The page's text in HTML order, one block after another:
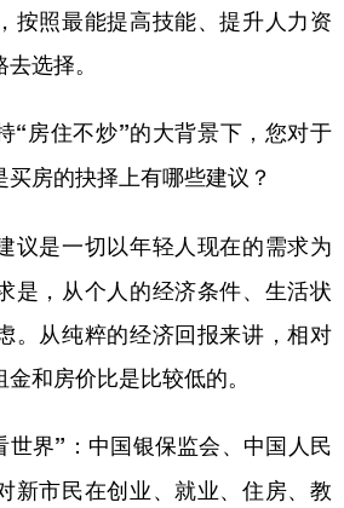
按照最能提高技能、提升人力资
选择。
“房住不炒”的大背景下，您对于
房的抉择上有哪些建议？
议是一切以年轻人现在的需求为
是，从个人的经济条件、生活状
。从纯粹的经济回报来讲，相对
和房价比是比较低的。
世界”：中国银保监会、中国人民
新市民在创业、就业、住房、教